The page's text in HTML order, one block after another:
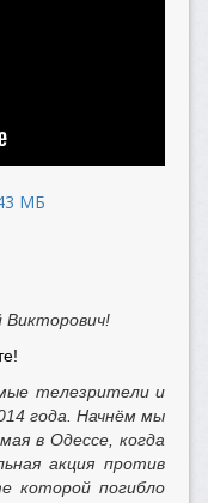
МБ
Викторович!
телезрители и
года. Начнём мы
в Одессе, когда
акция против
которой погибло